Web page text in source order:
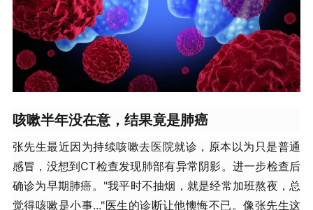
​咳嗽半年没在意，结果竟是肺癌​
张先生最近因为持续咳嗽去医院就诊，原本以为只是普通
感冒，没想到CT检查发现肺部有异常阴影。进一步检查后
确诊为早期肺癌。"我平时不抽烟，就是经常加班熬夜，总
觉得咳嗽是小事..."医生的诊断让他懊悔不已。像张先生这